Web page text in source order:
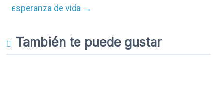
esperanza de vida →
También te puede gustar